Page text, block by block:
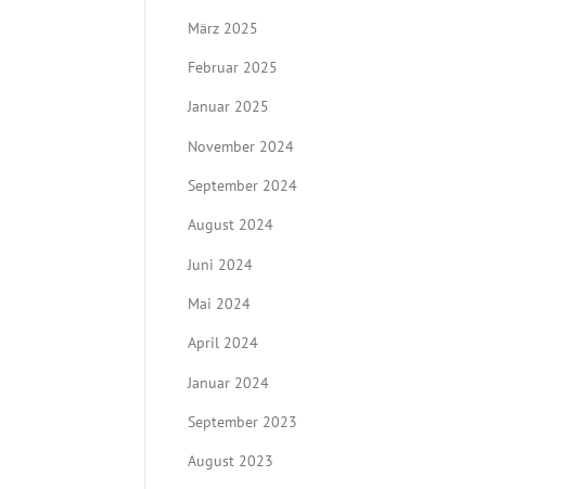
März 2025
Februar 2025
Januar 2025
November 2024
September 2024
August 2024
Juni 2024
Mai 2024
April 2024
Januar 2024
September 2023
August 2023